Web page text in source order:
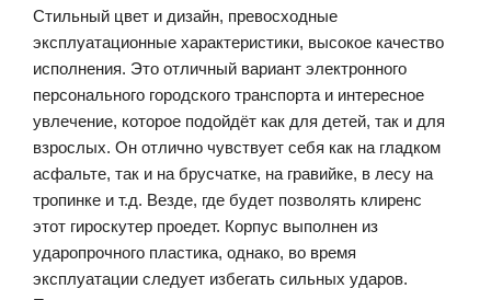
Стильный цвет и дизайн, превосходные
эксплуатационные характеристики, высокое качество
исполнения. Это отличный вариант электронного
персонального городского транспорта и интересное
увлечение, которое подойдёт как для детей, так и для
взрослых. Он отлично чувствует себя как на гладком
асфальте, так и на брусчатке, на гравийке, в лесу на
тропинке и т.д. Везде, где будет позволять клиренс
этот гироскутер проедет. Корпус выполнен из
ударопрочного пластика, однако, во время
эксплуатации следует избегать сильных ударов.